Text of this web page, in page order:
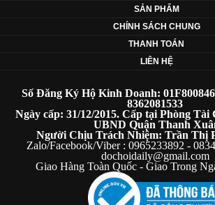
OT36 oto mô hình
OT5 ôtô mô hình
lắp ghép đơn ...
78.000 VNĐ
OT33 oto lắp ráp
đơn giản cho ...
352.000 VNĐ
SẢN PHẨM
CHÍNH SÁCH CHUNG
THANH TOÁN
LIÊN HỆ
Số Đăng Ký Hộ Kinh Doanh:
8362081533
Ngày cấp: 31/12/2015. Cấp tại Phòng Tài
UBND Quận Thanh
Người Chịu Trách Nhiệm: Trần Thị
Zalo/Facebook/Viber : 0965233892 -
dochoidaily@gmail.com
Giao Hàng Toàn Quốc - Giao Trong